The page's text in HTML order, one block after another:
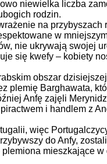
niewielka liczba
rodzin.
na przybyszach
w
nie ukrywają swojej
się kwefy – kobiety
obszar
plemię Barghawata,
Anfę zajęli
i handlem z
więc
do Anfy,
mieszkające w